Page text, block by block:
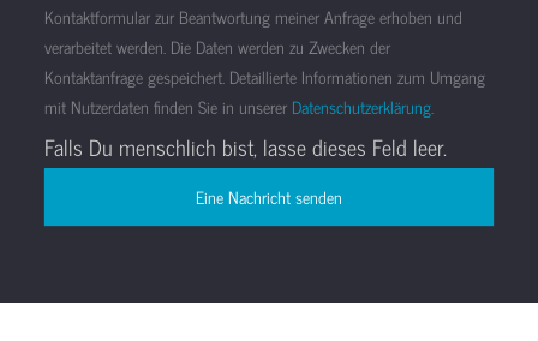
Kontaktformular zur Beantwortung meiner Anfrage erhoben und
verarbeitet werden. Die Daten werden zu Zwecken der
Kontaktanfrage gespeichert. Detaillierte Informationen zum Umgang
mit Nutzerdaten finden Sie in unserer Datenschutzerklärung.
Falls Du menschlich bist, lasse dieses Feld leer.
Eine Nachricht senden